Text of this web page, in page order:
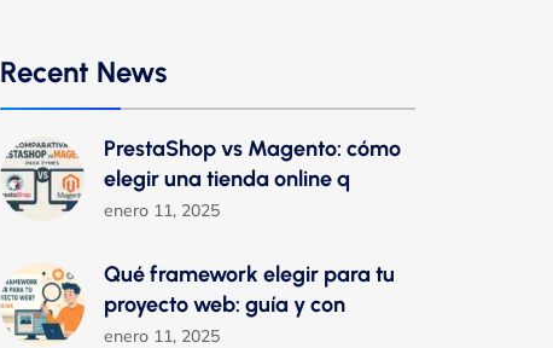
Recent News
PrestaShop vs Magento: cómo
elegir una tienda online q
enero 11, 2025
Qué framework elegir para tu
proyecto web: guía y con
enero 11, 2025